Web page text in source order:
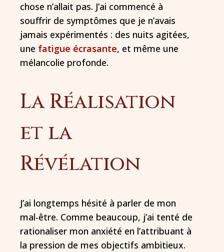
chose n’allait pas. J’ai commencé à
souffrir de symptômes que je n’avais
jamais expérimentés : des nuits agitées,
une fatigue écrasante, et même une
mélancolie profonde.
La Réalisation
et la
Révélation
J’ai longtemps hésité à parler de mon
mal-être. Comme beaucoup, j’ai tenté de
rationaliser mon anxiété en l’attribuant à
la pression de mes objectifs ambitieux.